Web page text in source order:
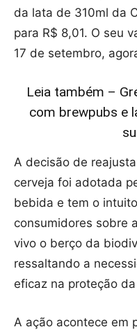
da lata de 310ml da
para R$ 8,01. O seu
17 de setembro,
Leia também –
com brewpubs e
A decisão de
cerveja foi adotada
bebida e tem o
consumidores sobre
vivo o berço da
ressaltando a
eficaz na proteção
A ação acontece em